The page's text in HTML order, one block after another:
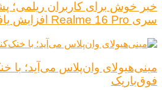
خبر خوش برای کاربران ریلمی؛
سری Realme 16 Pro افزایش یافت
مینی‌هیولای وان‌پلاس می‌آید؛ با
فوق‌باریک